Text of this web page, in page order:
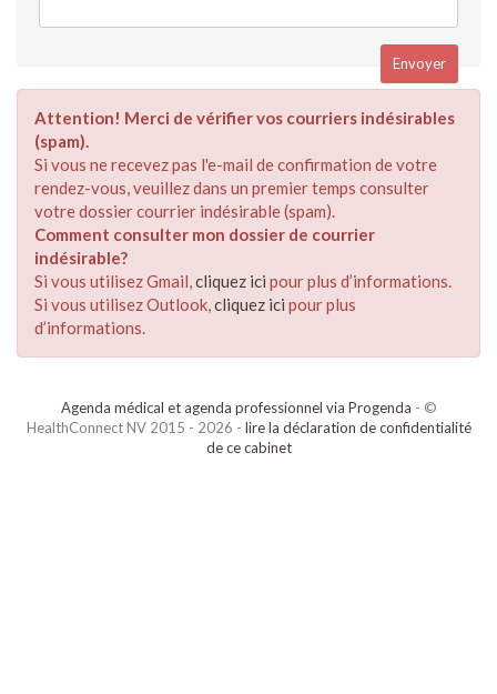
Attention! Merci de vérifier vos courriers indésirables
(spam).
Si vous ne recevez pas l'e-mail de confirmation de votre
rendez-vous, veuillez dans un premier temps consulter
votre dossier courrier indésirable (spam).
Comment consulter mon dossier de courrier
indésirable?
Si vous utilisez Gmail,cliquez ici pour plus d’informations.
Si vous utilisez Outlook,cliquez ici pour plus
d’informations.
Agenda médical et agenda professionnel via Progenda - ©
HealthConnect NV 2015 - 2026 - lire la déclaration de confidentialité
de ce cabinet